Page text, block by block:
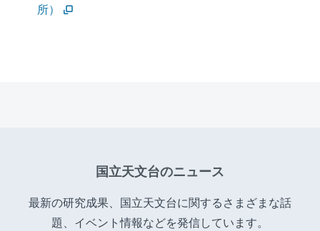
所）
国立天文台のニュース
最新の研究成果、国立天文台に関するさまざまな話
題、イベント情報などを発信しています。